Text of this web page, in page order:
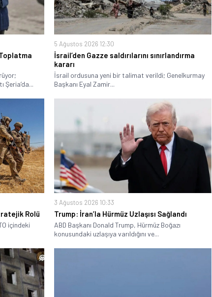
Şeria’da...
5 Ağustos 2026 12:30
İsrail’den Gazze saldırılarını sınırlandırma
kararı
İsrail ordusuna yeni bir talimat verildi; Genelkurmay
Başkanı Eyal Zamir...
Rolü
içindeki
3 Ağustos 2026 10:33
Trump: İran’la Hürmüz Uzlaşısı Sağlandı
ABD Başkanı Donald Trump, Hürmüz Boğazı
konusundaki uzlaşıya varıldığını ve...